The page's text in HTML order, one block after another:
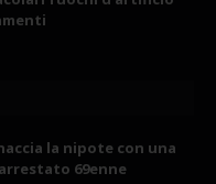
la nipote con una
69enne